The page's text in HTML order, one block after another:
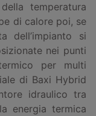
temperatura
di calore poi, se
dell’impianto si
nei punti
termico per multi
di Baxi Hybrid
idraulico tra
energia termica